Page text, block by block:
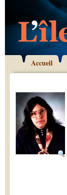
Accueil